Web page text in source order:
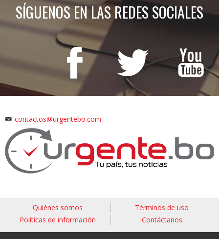
SÍGUENOS EN LAS REDES SOCIALES
contactos@urgentebo.com
Quiénes somos
Términos de uso
Políticas de información
Contáctanos